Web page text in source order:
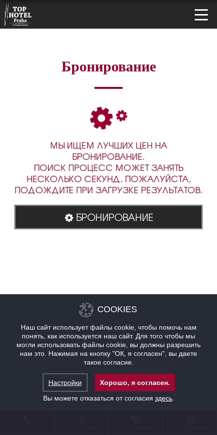
Бронирование
МЫ ИЩЕМ ЛУЧШИХ ЦЕН НА
БРОНИРОВАНИЕ.
ПОИСК ПРОЦЕСС МОЖЕТ ЗАНЯТЬ
НЕСКОЛЬКО СЕКУНД, ПОЖАЛУЙСТА,
ПОДОЖДИТЕ ПРИ ЗАГРУЗКЕ РЕЗУЛЬТАТОВ.
БРОНИРОВАНИЕ
COOKIES
Наш сайт использует файлы cookie, чтобы помочь нам
понять, как используется наш сайт. Для того чтобы мы
могли использовать файлы cookie, вы должны разрешить
нам это. Нажимая на кнопку "ОК, я согласен", вы даете
такое согласие.
Настройки
Хорошо, я согласен.
Вы можете отказаться от согласия здесь.